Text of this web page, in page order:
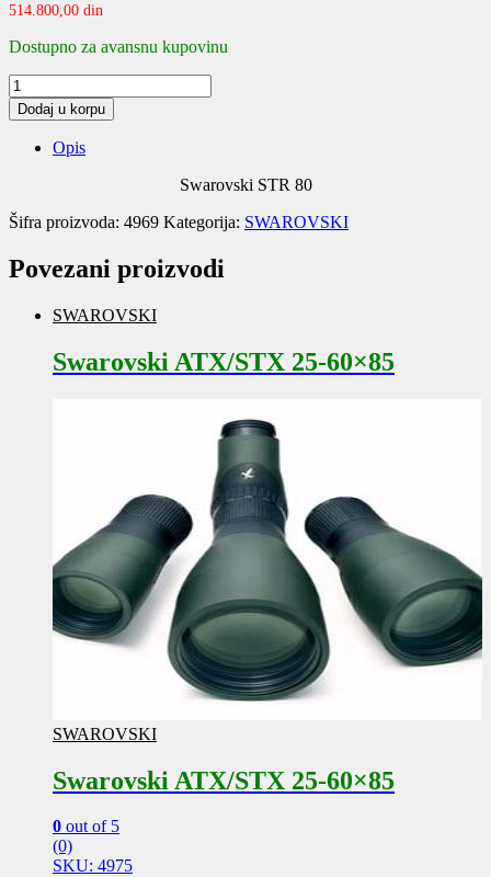
514.800,00 din
Dostupno za avansnu kupovinu
Swarovski
STR
80
quantity
Dodaj u korpu
Opis
Swarovski STR 80
Šifra proizvoda: 4969 Kategorija: SWAROVSKI
Povezani proizvodi
SWAROVSKI
Swarovski ATX/STX 25-60×85
SWAROVSKI
Swarovski ATX/STX 25-60×85
0 out of 5
(0)
SKU: 4975